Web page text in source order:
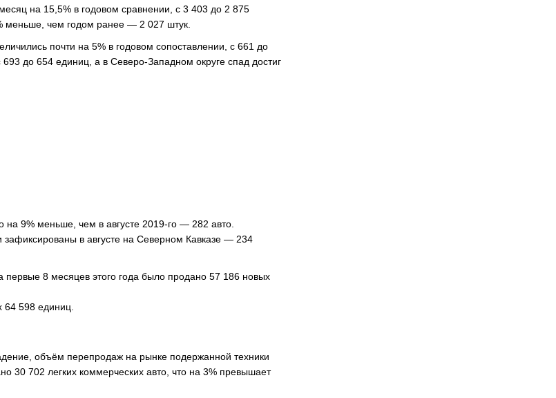
на 15,5% в годовом сравнении, с 3 403 до 2 875
чем годом ранее — 2 027 штук.
почти на 5% в годовом сопоставлении, с 661 до
до 654 единиц, а в Северо-Западном округе спад достиг
на 9% меньше, чем в августе 2019-го — 282 авто.
в августе на Северном Кавказе — 234
8 месяцев этого года было продано 57 186 новых
64 598 единиц.
объём перепродаж на рынке подержанной техники
30 702 легких коммерческих авто, что на 3% превышает